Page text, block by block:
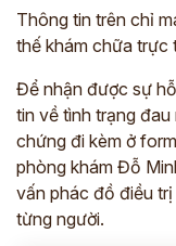
Thông tin trên chỉ
thế khám chữa trực
Để nhận được sự
tin về tình trạng
chứng đi kèm ở
phòng khám Đỗ
vấn phác đồ điều
từng người.